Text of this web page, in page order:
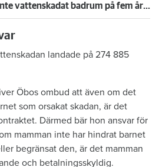
Anmälde inte vattenskadat badrum på fem år – krävs på 125 000 kronor
landade på 274 885
Öbos ombud att även om det
som orsakat skadan, är det
Därmed bär hon ansvar för
mamman inte har hindrat barnet
begränsat den, är det mamman
och betalningsskyldig.